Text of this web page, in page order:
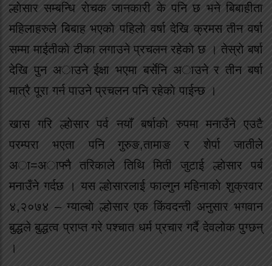
ल्हाेसार सम्बन्धि राेचक जानकारी के पनि छ भने बिबाहीता
महिलाहरुले बिबाह भएकाे पहिलाे वर्षा देखि क्रमस तीन वर्षा
सम्मा माईतीकाे टीका लगाउने प्रचलन रहेकाे छ । तेस्राे बर्षा
देखि पुन अाउने ईक्षा भएमा बर्सेनि अाउने र तीन बर्षा
मात्रै पूरा गर्न पाउने प्रचलन पनि रहेकाे पाईन्छ ।
खास गरि ल्हाेसार पर्व नयाँ बर्षाकाे रुपमा मनाउँने एउटै
परम्परा भएता पनि गुरुङ,तामाङ र शेर्पा जातीले
अा=अाफ्नै तरिकाले तिथि मिती जुटाई ल्हाेसार पर्ब
मनाउँने गर्दछ । यस ल्हाेसारलाई फाल्गुन महिनाकाे शुक्रवार
४,२०७४ – ग्याल्बाे ल्होसार एक किंवदन्ती अनुसार भगवान
बुद्धले बुद्धत्व प्राप्त गरे पश्चात धर्म प्रचार गर्दै देवलोक पुग्छन्
।